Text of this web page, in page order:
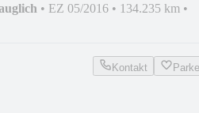
• EZ 05/2016 • 134.235 km •
Kontakt